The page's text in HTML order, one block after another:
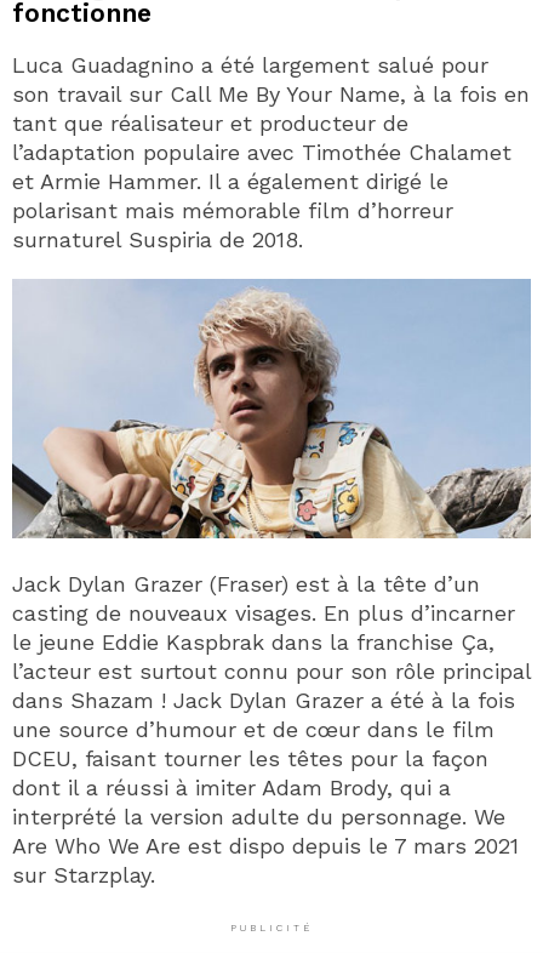
fonctionne
Luca Guadagnino a été largement salué pour
son travail sur Call Me By Your Name, à la fois en
tant que réalisateur et producteur de
l’adaptation populaire avec Timothée Chalamet
et Armie Hammer. Il a également dirigé le
polarisant mais mémorable film d’horreur
surnaturel Suspiria de 2018.
Jack Dylan Grazer (Fraser) est à la tête d’un
casting de nouveaux visages. En plus d’incarner
le jeune Eddie Kaspbrak dans la franchise Ça,
l’acteur est surtout connu pour son rôle principal
dans Shazam ! Jack Dylan Grazer a été à la fois
une source d’humour et de cœur dans le film
DCEU, faisant tourner les têtes pour la façon
dont il a réussi à imiter Adam Brody, qui a
interprété la version adulte du personnage. We
Are Who We Are est dispo depuis le 7 mars 2021
sur Starzplay.
PUBLICITÉ